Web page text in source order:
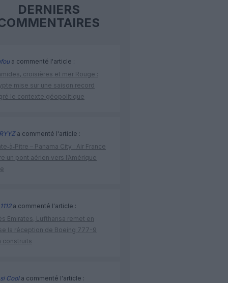
DERNIERS
a commenté l'article :
croisières et mer Rouge :
mise sur une saison record
le contexte géopolitique
a commenté l'article :
– Panama City : Air France
un pont aérien vers l’Amérique
a commenté l'article :
Emirates, Lufthansa remet en
la réception de Boeing 777-9
construits
Coola commenté l'article :